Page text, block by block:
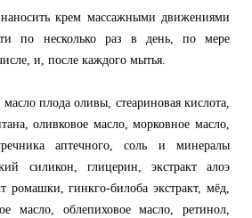
наносить крем массажными движениями
по несколько раз в день, по мере
и, после каждого мытья.
масло плода оливы, стеариновая кислота,
оливковое масло, морковное масло,
аптечного, соль и минералы
силикон, глицерин, экстракт алоэ
ромашки, гинкго-билоба экстракт, мёд,
масло, облепиховое масло, ретинол,